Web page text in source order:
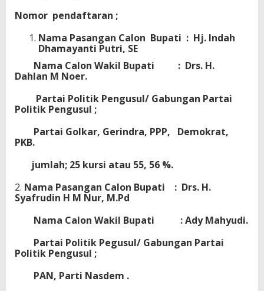
Nomor pendaftaran ;
Nama Pasangan Calon Bupati : Hj. Indah
Dhamayanti Putri, SE
Nama Calon Wakil Bupati : Drs. H.
Dahlan M Noer.
Partai Politik Pengusul/ Gabungan Partai
Politik Pengusul ;
Partai Golkar, Gerindra, PPP, Demokrat,
PKB.
jumlah; 25 kursi atau 55, 56 %.
2. Nama Pasangan Calon Bupati : Drs. H.
Syafrudin H M Nur, M.Pd
Nama Calon Wakil Bupati : Ady Mahyudi.
Partai Politik Pegusul/ Gabungan Partai
Politik Pengusul ;
PAN, Parti Nasdem .